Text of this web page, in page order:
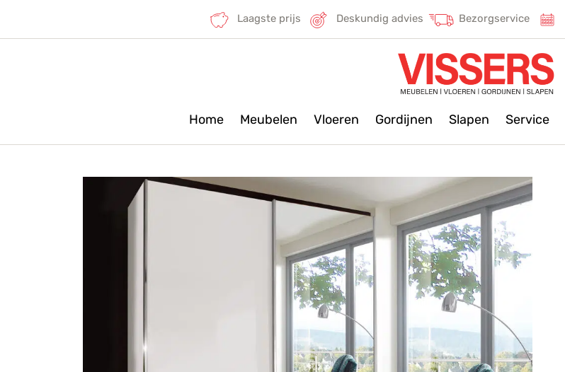
Laagste prijs Deskundig advies Bezorgservice
Home Meubelen Vloeren Gordijnen Slapen Service